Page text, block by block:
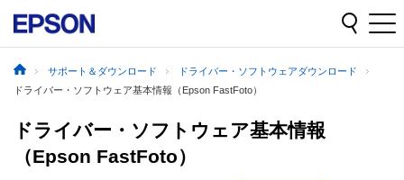
サポート＆ダウンロード
ドライバー・ソフトウェアダウンロード
ドライバー・ソフトウェア基本情報（Epson FastFoto）
ドライバー・ソフトウェア基本情報
（Epson FastFoto）